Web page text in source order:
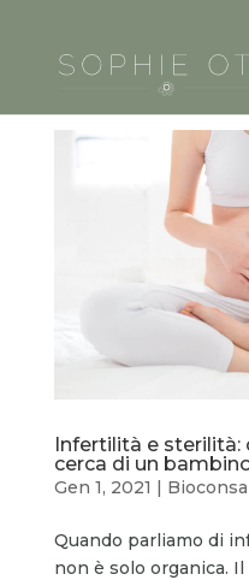
Infertilità e sterilità:
cerca di un
Gen 1, 2021 |
Quando parliamo di
non è solo organica. Il